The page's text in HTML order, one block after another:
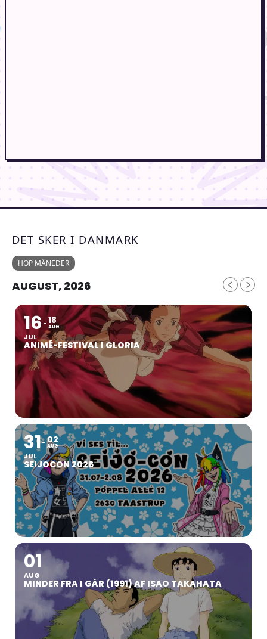
DET SKER I DANMARK
HOP MÅNEDER
AUGUST, 2026
16
JUL
18
AUG
ANIMÉ-FESTIVAL I GLORIA
31
JUL
02
AUG
SEIJOCON 2026
01
AUG
MINDER FRA I GÅR (1991) AF ISAO TAKAHATA